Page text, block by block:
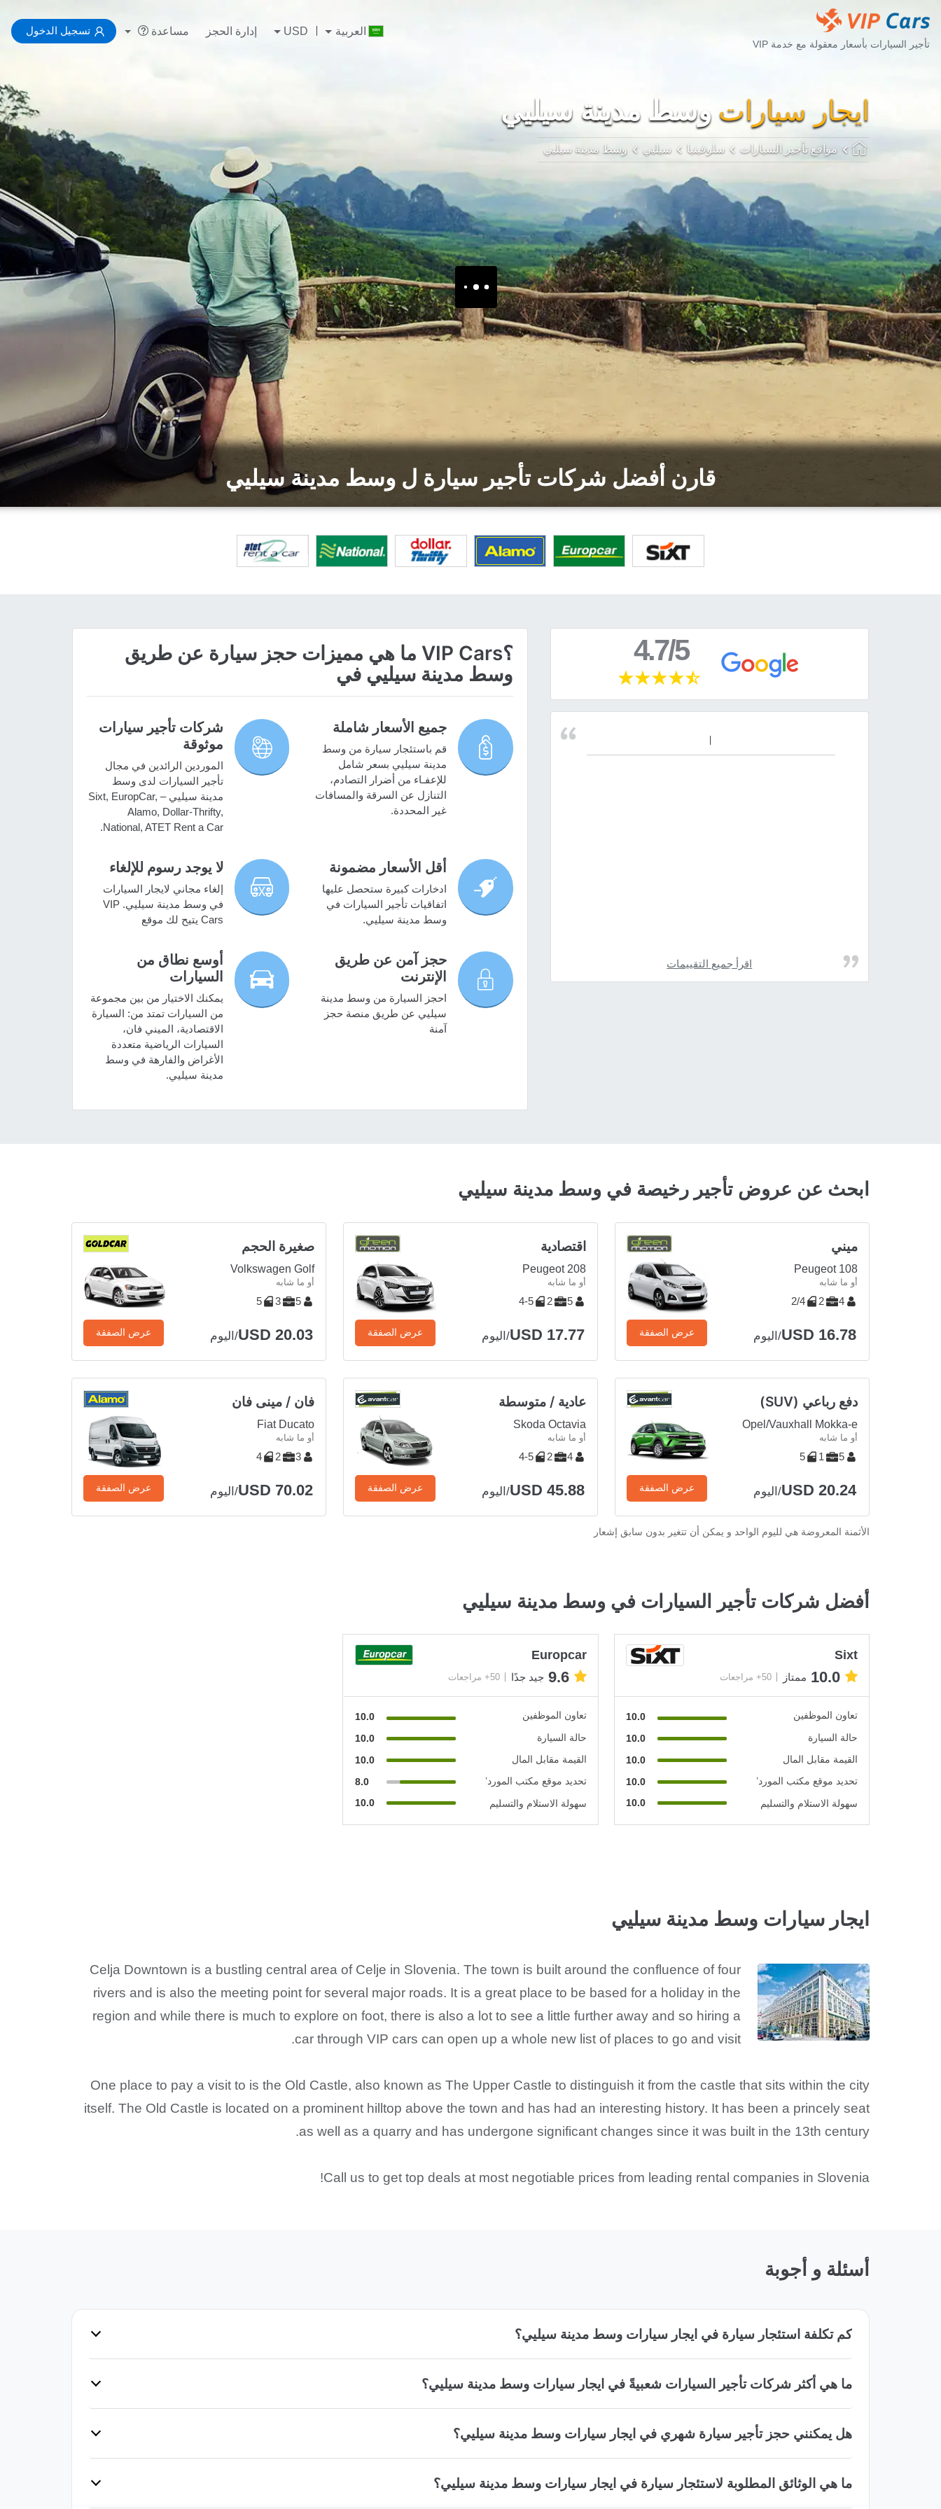
تأجير السيارات بأسعار معقولة مع خدمة VIP
العربية USD إدارة الحجز مساعدة تسجيل الدخول
ايجار سيارات وسط مدينة سيليي
مواقع تأجير السيارات سلوفينيا سيليي وسط مدينة سيليي
قارن أفضل شركات تأجير سيارة ل وسط مدينة سيليي
4.7/5
اقرأ جميع التقييمات
؟VIP Cars ما هي مميزات حجز سيارة عن طريق
وسط مدينة سيليي في
جميع الأسعار شاملة
قم باستئجار سيارة من وسط
مدينة سيليي بسعر شامل
للإعفـاء من أضرار التصادم،
التنازل عن السرقة والمسافات
غير المحددة.
شركات تأجير سيارات
موثوقة
الموردين الرائدين في مجال
تأجير السيارات لدى وسط
مدينة سيليي – Sixt, EuropCar,
Alamo, Dollar-Thrifty,
National, ATET Rent a Car.
أقل الأسعار مضمونة
ادخارات كبيرة ستحصل عليها
اتفاقيات تأجير السيارات في
وسط مدينة سيليي.
لا يوجد رسوم للإلغاء
إلغاء مجاني لايجار السيارات
في وسط مدينة سيليي. VIP
Cars يتيح لك موقع
حجز آمن عن طريق
الإنترنت
احجز السيارة من وسط مدينة
سيليي عن طريق منصة حجز
آمنة
أوسع نطاق من
السيارات
يمكنك الاختيار من بين مجموعة
من السيارات تمتد من: السيارة
الاقتصادية، الميني فان،
السيارات الرياضية متعددة
الأغراض والفارهة في وسط
مدينة سيليي.
ابحث عن عروض تأجير رخيصة في وسط مدينة سيليي
ميني
Peugeot 108
أو ما شابه
4
2
2/4
USD 16.78/اليوم عرض الصفقة
اقتصادية
Peugeot 208
أو ما شابه
5
2
4-5
USD 17.77/اليوم عرض الصفقة
صغيرة الحجم
Volkswagen Golf
أو ما شابه
5
3
5
USD 20.03/اليوم عرض الصفقة
دفع رباعي (SUV)
Opel/Vauxhall Mokka-e
أو ما شابه
5
1
5
USD 20.24/اليوم عرض الصفقة
عادية / متوسطة
Skoda Octavia
أو ما شابه
4
2
4-5
USD 45.88/اليوم عرض الصفقة
فان / مينى فان
Fiat Ducato
أو ما شابه
3
2
4
USD 70.02/اليوم عرض الصفقة
الأثمنة المعروضة هي لليوم الواحد و يمكن أن تتغير بدون سابق إشعار
أفضل شركات تأجير السيارات في وسط مدينة سيليي
Sixt
10.0 ممتاز 50+ مراجعات
تعاون الموظفين
10.0
حالة السيارة
10.0
القيمة مقابل المال
10.0
تحديد موقع مكتب المورد’
10.0
سهولة الاستلام والتسليم
10.0
Europcar
9.6 جيد جدًا 50+ مراجعات
تعاون الموظفين
10.0
حالة السيارة
10.0
القيمة مقابل المال
10.0
تحديد موقع مكتب المورد’
8.0
سهولة الاستلام والتسليم
10.0
ايجار سيارات وسط مدينة سيليي
Celja Downtown is a bustling central area of Celje in Slovenia. The town is built around the confluence of four
rivers and is also the meeting point for several major roads. It is a great place to be based for a holiday in the
region and while there is much to explore on foot, there is also a lot to see a little further away and so hiring a
car through VIP cars can open up a whole new list of places to go and visit.
One place to pay a visit to is the Old Castle, also known as The Upper Castle to distinguish it from the castle that sits within the city
itself. The Old Castle is located on a prominent hilltop above the town and has had an interesting history. It has been a princely seat
as well as a quarry and has undergone significant changes since it was built in the 13th century.
Call us to get top deals at most negotiable prices from leading rental companies in Slovenia!
أسئلة و أجوبة
كم تكلفة استئجار سيارة في ايجار سيارات وسط مدينة سيليي؟
ما هي أكثر شركات تأجير السيارات شعبيةً في ايجار سيارات وسط مدينة سيليي؟
هل يمكنني حجز تأجير سيارة شهري في ايجار سيارات وسط مدينة سيليي؟
ما هي الوثائق المطلوبة لاستئجار سيارة في ايجار سيارات وسط مدينة سيليي؟